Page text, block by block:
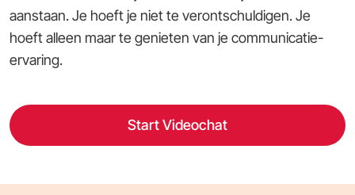
aanstaan. Je hoeft je niet te verontschuldigen. Je
hoeft alleen maar te genieten van je communicatie-
ervaring.
Start Videochat